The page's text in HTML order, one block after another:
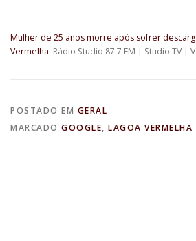
Mulher de 25 anos morre após sofrer
Vermelha Rádio Studio 87.7 FM | Studio TV |
POSTADO EM GERAL
MARCADO GOOGLE, LAGOA VERMELHA